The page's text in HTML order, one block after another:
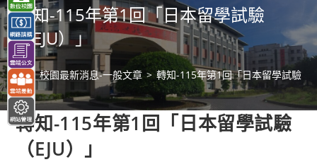
容 轉知-115年第1回「日本留學試驗
（EJU）」
> 校園最新消息-一般文章 > 轉知-115年第1回「日本留學試驗（
轉知-115年第1回「日本留學試驗
（EJU）」